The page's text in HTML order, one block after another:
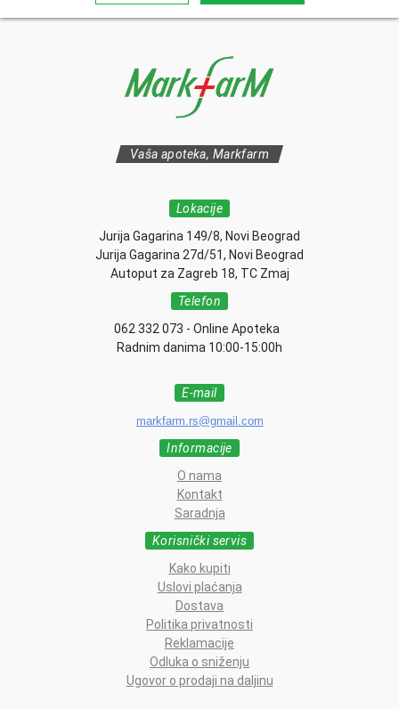
Vaša apoteka, Markfarm
Lokacije
Jurija Gagarina 149/8, Novi Beograd
Jurija Gagarina 27d/51, Novi Beograd
Autoput za Zagreb 18, TC Zmaj
Telefon
062 332 073 - Online Apoteka
Radnim danima 10:00-15:00h
E-mail
markfarm.rs@gmail.com
Informacije
O nama
Kontakt
Saradnja
Korisnički servis
Kako kupiti
Uslovi plaćanja
Dostava
Politika privatnosti
Reklamacije
Odluka o sniženju
Ugovor o prodaji na daljinu